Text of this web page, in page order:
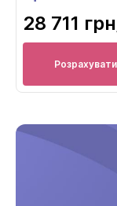
28 711 грн